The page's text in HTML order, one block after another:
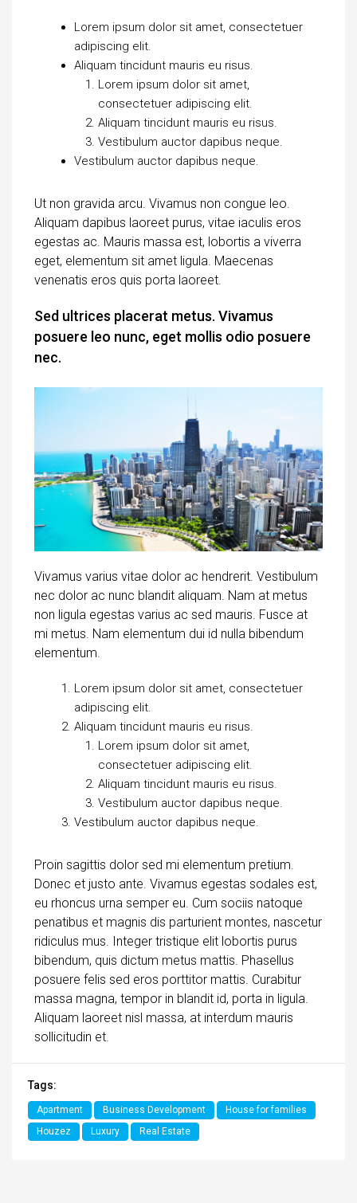
Lorem ipsum dolor sit amet, consectetuer
adipiscing elit.
Aliquam tincidunt mauris eu risus.
Lorem ipsum dolor sit amet,
consectetuer adipiscing elit.
Aliquam tincidunt mauris eu risus.
Vestibulum auctor dapibus neque.
Vestibulum auctor dapibus neque.
Ut non gravida arcu. Vivamus non congue leo.
Aliquam dapibus laoreet purus, vitae iaculis eros
egestas ac. Mauris massa est, lobortis a viverra
eget, elementum sit amet ligula. Maecenas
venenatis eros quis porta laoreet.
Sed ultrices placerat metus. Vivamus
posuere leo nunc, eget mollis odio posuere
nec.
Vivamus varius vitae dolor ac hendrerit. Vestibulum
nec dolor ac nunc blandit aliquam. Nam at metus
non ligula egestas varius ac sed mauris. Fusce at
mi metus. Nam elementum dui id nulla bibendum
elementum.
Lorem ipsum dolor sit amet, consectetuer
adipiscing elit.
Aliquam tincidunt mauris eu risus.
Lorem ipsum dolor sit amet,
consectetuer adipiscing elit.
Aliquam tincidunt mauris eu risus.
Vestibulum auctor dapibus neque.
Vestibulum auctor dapibus neque.
Proin sagittis dolor sed mi elementum pretium.
Donec et justo ante. Vivamus egestas sodales est,
eu rhoncus urna semper eu. Cum sociis natoque
penatibus et magnis dis parturient montes, nascetur
ridiculus mus. Integer tristique elit lobortis purus
bibendum, quis dictum metus mattis. Phasellus
posuere felis sed eros porttitor mattis. Curabitur
massa magna, tempor in blandit id, porta in ligula.
Aliquam laoreet nisl massa, at interdum mauris
sollicitudin et.
Tags:
Apartment Business Development
House for families
Houzez
Luxury Real Estate